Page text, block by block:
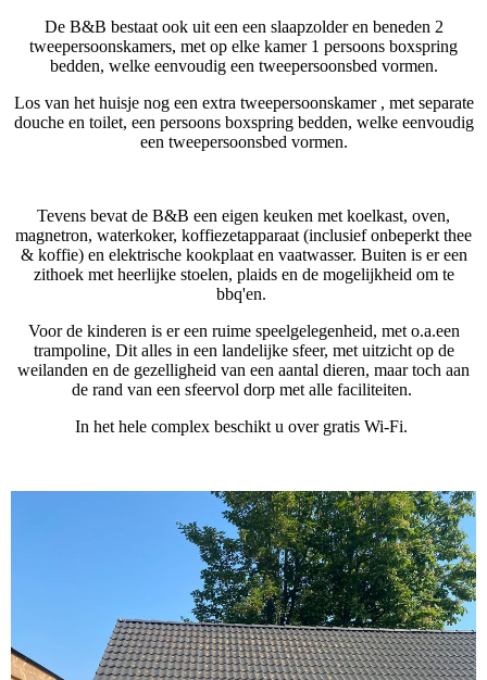
De B&B bestaat ook uit een een slaapzolder en beneden 2
tweepersoonskamers, met op elke kamer 1 persoons boxspring
bedden, welke eenvoudig een tweepersoonsbed vormen.
Los van het huisje nog een extra tweepersoonskamer , met separate
douche en toilet, een persoons boxspring bedden, welke eenvoudig
een tweepersoonsbed vormen.
Tevens bevat de B&B een eigen keuken met koelkast, oven,
magnetron, waterkoker, koffiezetapparaat (inclusief onbeperkt thee
& koffie) en elektrische kookplaat en vaatwasser. Buiten is er een
zithoek met heerlijke stoelen, plaids en de mogelijkheid om te
bbq'en.
Voor de kinderen is er een ruime speelgelegenheid, met o.a.een
trampoline, Dit alles in een landelijke sfeer, met uitzicht op de
weilanden en de gezelligheid van een aantal dieren, maar toch aan
de rand van een sfeervol dorp met alle faciliteiten.
In het hele complex beschikt u over gratis Wi-Fi.